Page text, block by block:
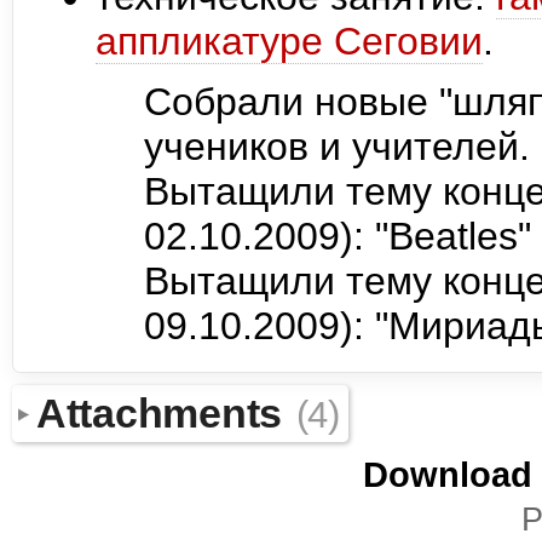
аппликатуре Сеговии.
Собрали новые
учеников и учителей.
Вытащили тему
02.10.2009): "Beatles"
Вытащили тему
09.10.2009):
Attachments (4)